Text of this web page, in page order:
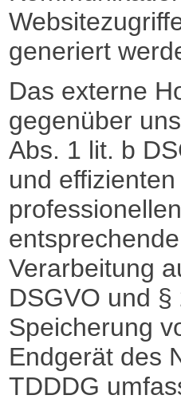
generiert
Das externe
gegenüber
Abs. 1 lit. b
und
Verarbeitung
DSGVO und
Speicherung
Endgerät des
TDDDG